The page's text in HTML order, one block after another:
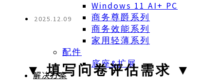
Windows 11 AI+ PC
商务尊爵系列
商务效能系列
家用轻薄系列
配件
底座&扩展
解决方案
2025.12.09
▼ 填写问卷评估需求 ▼